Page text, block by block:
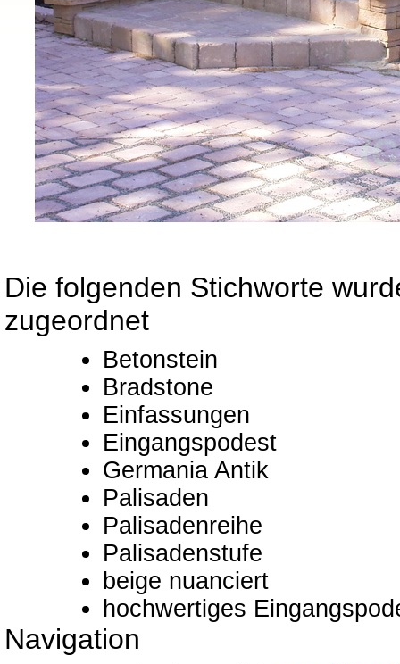
Die folgenden Stichworte
zugeordnet
Betonstein
Bradstone
Einfassungen
Eingangspodest
Germania Antik
Palisaden
Palisadenreihe
Palisadenstufe
beige nuanciert
hochwertiges
Navigation